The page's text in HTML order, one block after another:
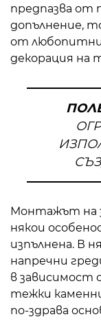
предпазва
допълнение,
от любопитни
декорация на
Монтажът на
някои
изпълнена. В
напречни
в зависимост
тежки
по-здрава